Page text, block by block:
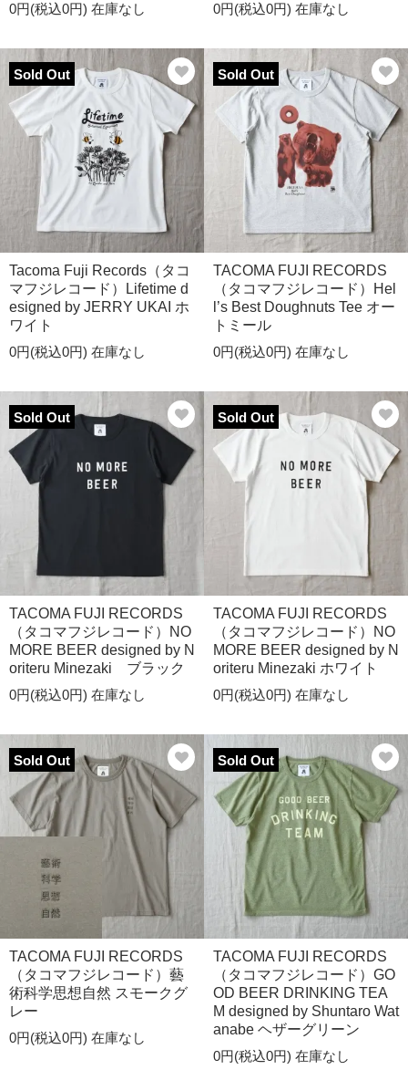
0円(税込0円) 在庫なし
0円(税込0円) 在庫なし
Sold Out
Tacoma Fuji Records（タコ
マフジレコード）Lifetime d
esigned by JERRY UKAI ホ
ワイト
0円(税込0円) 在庫なし
Sold Out
TACOMA FUJI RECORDS
（タコマフジレコード）Hel
l’s Best Doughnuts Tee オー
トミール
0円(税込0円) 在庫なし
Sold Out
TACOMA FUJI RECORDS
（タコマフジレコード）NO
MORE BEER designed by N
oriteru Minezaki ブラック
0円(税込0円) 在庫なし
Sold Out
TACOMA FUJI RECORDS
（タコマフジレコード）NO
MORE BEER designed by N
oriteru Minezaki ホワイト
0円(税込0円) 在庫なし
Sold Out
TACOMA FUJI RECORDS
（タコマフジレコード）藝
術科学思想自然 スモークグ
レー
0円(税込0円) 在庫なし
Sold Out
TACOMA FUJI RECORDS
（タコマフジレコード）GO
OD BEER DRINKING TEA
M designed by Shuntaro Wat
anabe ヘザーグリーン
0円(税込0円) 在庫なし